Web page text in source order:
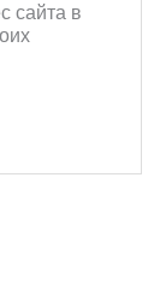
сайта в